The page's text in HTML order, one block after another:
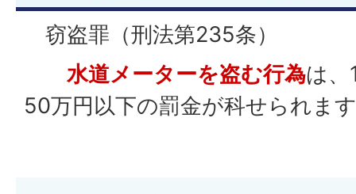
窃盗罪（刑法第235条）
水道メーターを盗む行為は
50万円以下の罰金が科せられま